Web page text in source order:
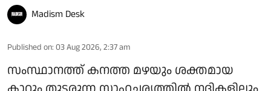
Madism Desk
Published on: 03 Aug 2026, 2:37 am
സംസ്ഥാനത്ത് കനത്ത മഴയും ശക്തമായ